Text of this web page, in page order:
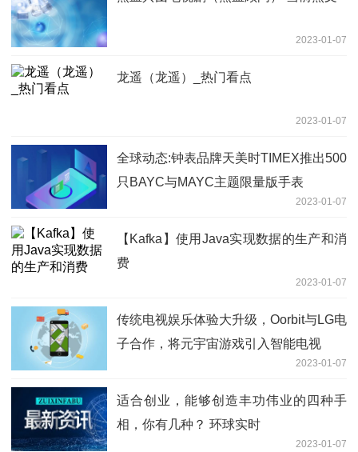
2023-01-07
龙遥（龙遥）_热门看点
2023-01-07
全球动态:钟表品牌天美时TIMEX推出500
只BAYC与MAYC主题限量版手表
2023-01-07
【Kafka】使用Java实现数据的生产和消
费
2023-01-07
传统电视娱乐体验大升级，Oorbit与LG电
子合作，将元宇宙游戏引入智能电视
2023-01-07
适合创业，能够创造丰功伟业的四种手
相，你有几种？ 环球实时
2023-01-07